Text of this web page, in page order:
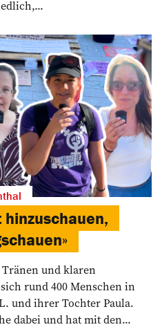
und klaren
rund 400 Menschen in
und ihrer Tochter Paula.
dabei und hat mit den...